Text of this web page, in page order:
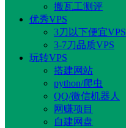
搬瓦工测评
优秀VPS
3刀以下便宜VPS
3-7刀品质VPS
玩转VPS
搭建网站
python/爬虫
QQ/微信机器人
网赚项目
自建网盘